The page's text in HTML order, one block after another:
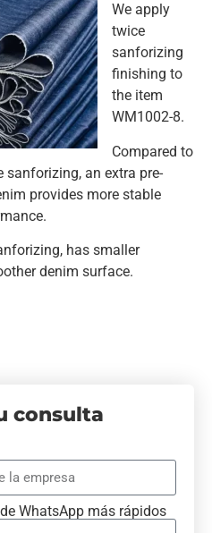
We apply
twice
sanforizing
finishing to
the item
WM1002-8.
Compared to
an extra pre-
provides more stable
has smaller
denim surface.
consulta
WhatsApp más rápidos